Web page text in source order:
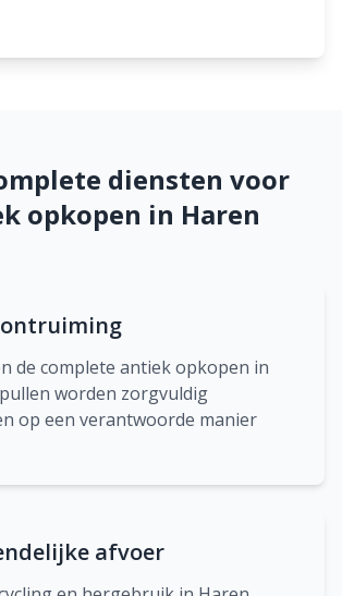
diensten voor
opkopen in Haren
de complete antiek opkopen in
worden zorgvuldig
op een verantwoorde manier
afvoer